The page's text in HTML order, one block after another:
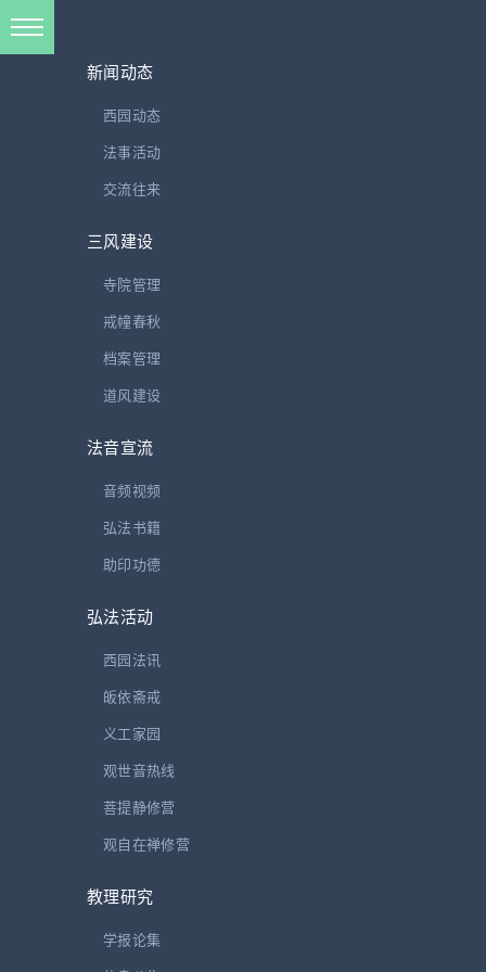
新闻动态
西园动态
法事活动
交流往来
三风建设
寺院管理
戒幢春秋
档案管理
道风建设
法音宣流
音频视频
弘法书籍
助印功德
弘法活动
西园法讯
皈依斋戒
义工家园
观世音热线
菩提静修营
观自在禅修营
教理研究
学报论集
聆听经典 | 大方广佛华严经卷第四（之七）
2025-03-07
2025-03-07
我们也是别人体验和感受的一部分。 义工又称为法
工，法工就是法的工作者，所以义工不仅仅是干活、
程中，怎么...
法雨 | 大方广佛华严经卷第五（之五）
法讯 | 释迦牟尼佛出家日通启
农历二月初八， 是释迦牟尼佛出家日， 这一天是值